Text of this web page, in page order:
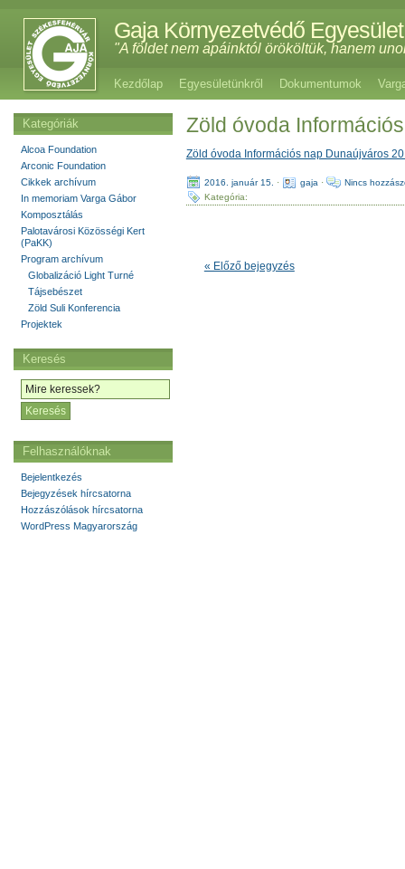
Gaja Környezetvédő Egyesület
"A földet nem apáinktól örököltük, hanem
Kezdőlap Egyesületünkről Dokumentumok
Zöld óvoda
Zöld óvoda Információs nap Dunaújváros
2016. január 15. · gaja ·
Nincs
Kategória:
« Előző bejegyzés
Kategóriák
Alcoa Foundation
Arconic Foundation
Cikkek archívum
In memoriam Varga Gábor
Komposztálás
Palotavárosi Közösségi Kert
(PaKK)
Program archívum
Globalizáció Light Turné
Tájsebészet
Zöld Suli Konferencia
Projektek
Keresés
Felhasználóknak
Bejelentkezés
Bejegyzések hírcsatorna
Hozzászólások hírcsatorna
WordPress Magyarország